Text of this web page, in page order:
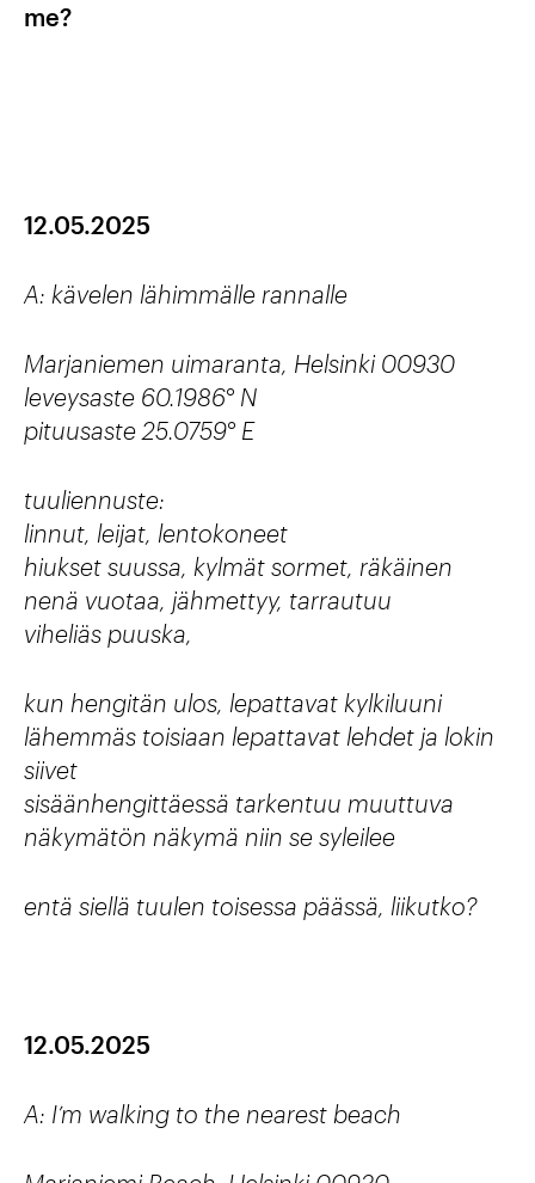
me?
12.05.2025
A: kävelen lähimmälle rannalle
Marjaniemen uimaranta, Helsinki 00930
leveysaste 60.1986° N
pituusaste 25.0759° E
tuuliennuste:
linnut, leijat, lentokoneet
hiukset suussa, kylmät sormet, räkäinen
nenä vuotaa, jähmettyy, tarrautuu
viheliäs puuska,
kun hengitän ulos, lepattavat kylkiluuni
lähemmäs toisiaan lepattavat lehdet ja lokin
siivet
sisäänhengittäessä tarkentuu muuttuva
näkymätön näkymä niin se syleilee
entä siellä tuulen toisessa päässä, liikutko?
12.05.2025
A: I’m walking to the nearest beach